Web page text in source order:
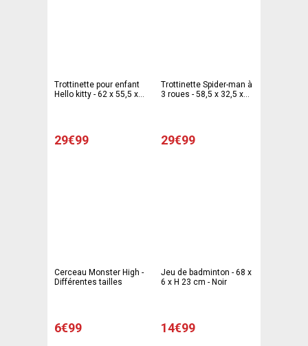
Trottinette pour enfant
Hello kitty - 62 x 55,5 x
29€99
Trottinette Spider-man à
3 roues - 58,5 x 32,5 x
29€99
Cerceau Monster High -
Différentes tailles
6€99
Jeu de badminton - 68 x
6 x H 23 cm - Noir
14€99